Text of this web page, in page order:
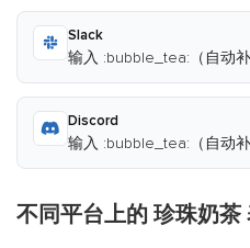
Slack
输入 :bubble_tea:（自动补
Discord
输入 :bubble_tea:（自动补
不同平台上的 珍珠奶茶